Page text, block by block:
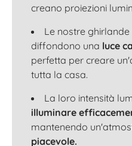
creano proiezioni
Le nostre
diffondono una luce
perfetta per creare
tutta la casa.
La loro intensità
illuminare
mantenendo
piacevole.